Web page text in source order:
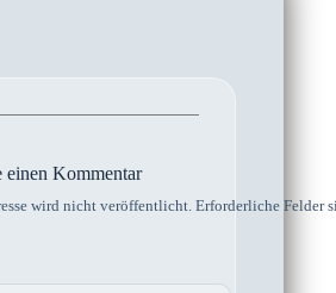
einen Kommentar
wird nicht veröffentlicht. Erforderliche Felder